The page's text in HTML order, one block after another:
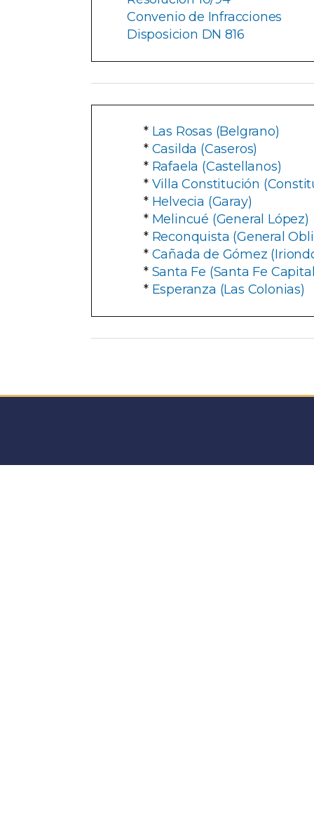
Convenio de Infracciones
Disposicion DN 816
* Las Rosas (Belgrano)
* Casilda (Caseros)
* Rafaela (Castellanos)
* Villa Constitución
* Helvecia (Garay)
* Melincué (General López)
* Reconquista (General
* Cañada de Gómez
* Santa Fe (Santa Fe
* Esperanza (Las Colonias)